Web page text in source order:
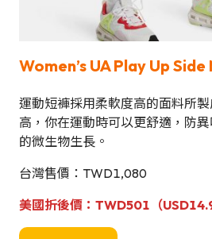
Women’s UA Play Up Side
運動短褲採用柔軟度高的面料所
高，你在運動時可以更舒適，防
的微生物生長。
台灣售價：TWD1,080
美國 折後價 ：TWD501（